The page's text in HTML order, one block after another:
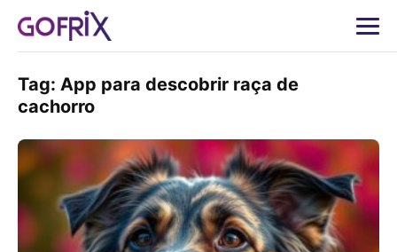
Tag: App para descobrir raça de
cachorro